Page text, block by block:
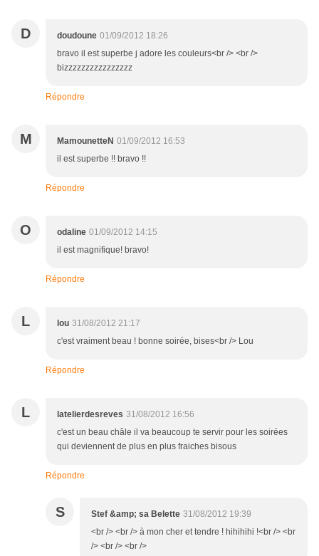
D doudoune 01/09/2012 18:26
bravo il est superbe j adore les couleurs<br /> <br />
bizzzzzzzzzzzzzzzz
Répondre
M MamounetteN 01/09/2012 16:53
il est superbe !! bravo !!
Répondre
O odaline 01/09/2012 14:15
il est magnifique! bravo!
Répondre
L lou 31/08/2012 21:17
c'est vraiment beau ! bonne soirée, bises<br /> Lou
Répondre
L latelierdesreves 31/08/2012 16:56
c'est un beau châle il va beaucoup te servir pour les soirées
qui deviennent de plus en plus fraiches bisous
Répondre
S Stef &amp; sa Belette 31/08/2012 19:39
<br /> <br /> à mon cher et tendre ! hihihihi !<br /> <br
/> <br /> <br />